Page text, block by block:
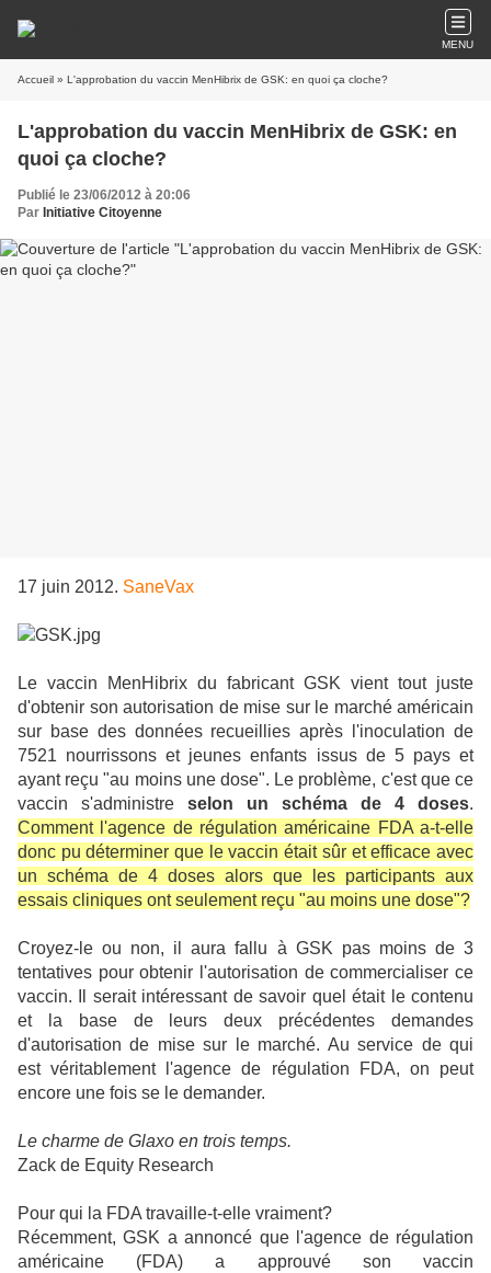
MENU
Accueil » L'approbation du vaccin MenHibrix de GSK: en quoi ça cloche?
L'approbation du vaccin MenHibrix de GSK: en
quoi ça cloche?
Publié le 23/06/2012 à 20:06
Par Initiative Citoyenne
17 juin 2012. SaneVax
Le vaccin MenHibrix du fabricant GSK vient tout juste
d'obtenir son autorisation de mise sur le marché américain
sur base des données recueillies après l'inoculation de
7521 nourrissons et jeunes enfants issus de 5 pays et
ayant reçu "au moins une dose". Le problème, c'est que ce
vaccin s'administre selon un schéma de 4 doses.
Comment l'agence de régulation américaine FDA a-t-elle
donc pu déterminer que le vaccin était sûr et efficace avec
un schéma de 4 doses alors que les participants aux
essais cliniques ont seulement reçu "au moins une dose"?
Croyez-le ou non, il aura fallu à GSK pas moins de 3
tentatives pour obtenir l'autorisation de commercialiser ce
vaccin. Il serait intéressant de savoir quel était le contenu
et la base de leurs deux précédentes demandes
d'autorisation de mise sur le marché. Au service de qui
est véritablement l'agence de régulation FDA, on peut
encore une fois se le demander.
Le charme de Glaxo en trois temps.
Zack de Equity Research
Pour qui la FDA travaille-t-elle vraiment?
Récemment, GSK a annoncé que l'agence de régulation
américaine (FDA) a approuvéson vaccin